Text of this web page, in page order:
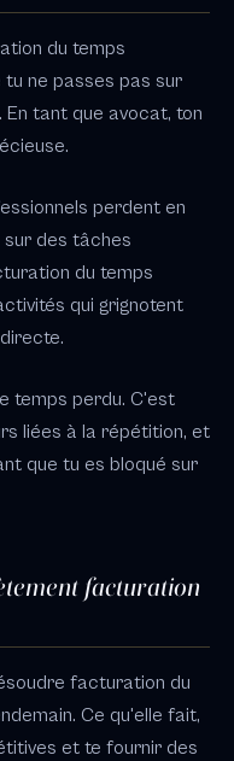
du temps
tu ne passes pas sur
tant que avocat, ton
perdent en
sur des tâches
du temps
qui grignotent
temps perdu. C'est
liées à la répétition, et
que tu es bloqué sur
facturation
facturation du
Ce qu'elle fait,
et te fournir des